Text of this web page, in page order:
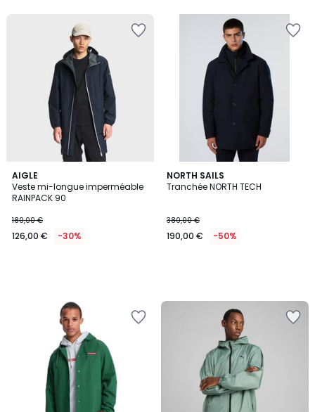
AIGLE
Veste mi-longue imperméable
RAINPACK 90
180,00 €
126,00 € -30%
NORTH SAILS
Tranchée NORTH TECH
380,00 €
190,00 € -50%